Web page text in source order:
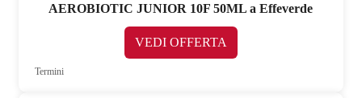
AEROBIOTIC JUNIOR 10F 50ML a Effeverde
VEDI OFFERTA
Termini